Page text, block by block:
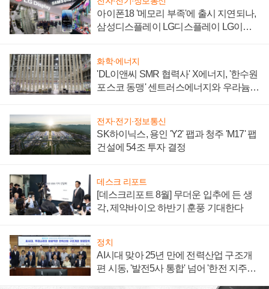
아이폰18 '메모리 부족'에 출시 지연되나,
삼성디스플레이 LG디스플레이 LG이노
화학·에너지
'DL이앤씨 SMR 협력사' X에너지, '한수원
포스코 동맹' 센트러스에너지와 우라늄
전자·전기·정보통신
SK하이닉스, 용인 'Y2' 팹과 청주 'M17' 팹
건설에 54조 투자 결정
데스크 리포트
[데스크리포트 8월] 무더운 입추에 든 생
각, 제약바이오 하반기 훈풍 기대한다
정치
AI시대 맞아 25년 만에 전력산업 구조개
편 시동, '발전5사 통합' 넘어 '한전 지주사'